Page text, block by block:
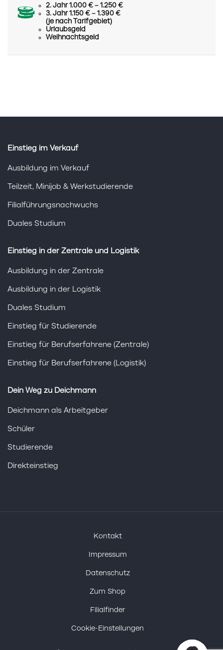
2. Jahr 1.000 € – 1.250 €
3. Jahr 1.150 € – 1.390 €
(je nach Tarifgebiet)
Urlaubsgeld
Weihnachtsgeld
Einstieg im Verkauf
Ausbildung im Verkauf
Teilzeit, Minijob & Werkstudierende
Filialführungsnachwuchs
Duales Studium
Einstieg in der Zentrale und Logistik
Ausbildung in der Zentrale
Ausbildung in der Logistik
Duales Studium
Einstieg für Studierende
Einstieg für Berufserfahrene (Zentrale)
Einstieg für Berufserfahrene (Logistik)
Dein Weg zu Deichmann
Deichmann als Arbeitgeber
Schüler
Studierende
Direkteinstieg
Kontakt
Impressum
Datenschutz
Zum Shop
Filialfinder
Cookie-Einstellungen